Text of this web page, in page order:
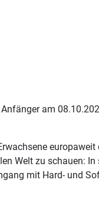
am
Welt zu schauen:
mit Hard- und